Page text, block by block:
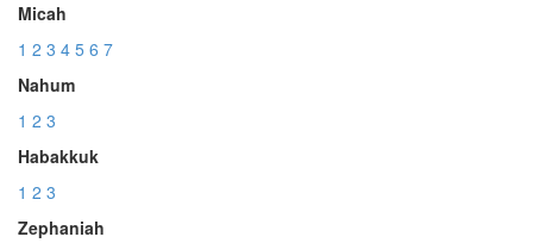
Micah
1 2 3 4 5 6 7
Nahum
1 2 3
Habakkuk
1 2 3
Zephaniah